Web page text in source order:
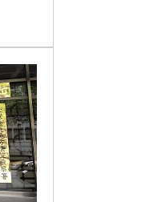
材
自白
。